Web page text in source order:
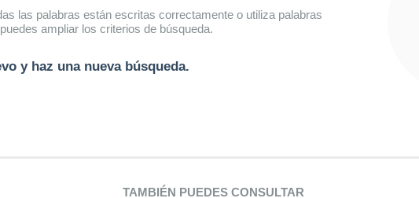
las palabras están escritas correctamente o utiliza palabras
ampliar los criterios de búsqueda.
y haz una nueva búsqueda.
TAMBIÉN PUEDES CONSULTAR